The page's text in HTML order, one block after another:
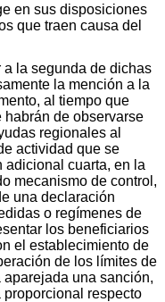
en sus disposiciones
que traen causa del
a la segunda de dichas
la mención a la
al tiempo que
de observarse
regionales al
actividad que se
adicional cuarta, en la
mecanismo de control,
una declaración
o regímenes de
los beneficiarios
el establecimiento de
de los límites de
una sanción,
respecto